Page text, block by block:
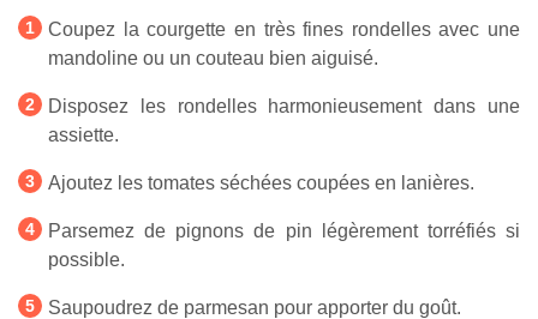
Coupez la courgette en très fines rondelles avec une
mandoline ou un couteau bien aiguisé.
Disposez les rondelles harmonieusement dans une
assiette.
Ajoutez les tomates séchées coupées en lanières.
Parsemez de pignons de pin légèrement torréfiés si
possible.
Saupoudrez de parmesan pour apporter du goût.